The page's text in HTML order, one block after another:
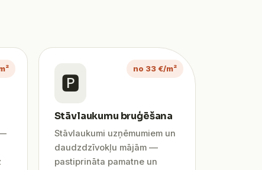
no 33 €/m²
🅿️
Stāvlaukumu bruģēšana
Stāvlaukumi uzņēmumiem un
daudzdzīvokļu mājām —
pastiprināta pamatne un